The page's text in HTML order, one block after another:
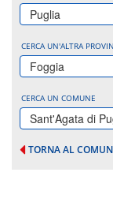
Puglia
CERCA UN'ALTRA
Foggia
CERCA UN COMUNE
Sant'Agata di
TORNA AL